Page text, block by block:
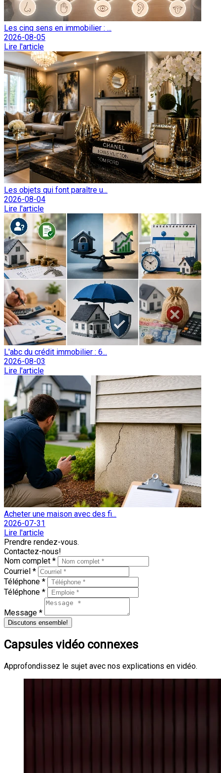
Les cinq sens en immobilier : ...
2026-08-05
Lire l'article
Les objets qui font paraître u...
2026-08-04
Lire l'article
L'abc du crédit immobilier : 6...
2026-08-03
Lire l'article
Acheter une maison avec des fi...
2026-07-31
Lire l'article
Prendre rendez-vous.
Contactez-nous!
Nom complet *
Courriel *
Téléphone *
Téléphone *
Message *
Discutons ensemble!
Capsules vidéo connexes
Approfondissez le sujet avec nos explications en vidéo.